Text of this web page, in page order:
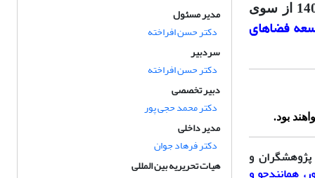
براساس گزارش آخرین ارزیابی و رتبه بندی نشریات علمی در سال 1403 از سوی
فضاهای
و
مدیر مسئول
دکتر حسن افراخته
سردبیر
دکتر حسن افراخته
دبیر تخصصی
دکتر محمد حجی پور
مدیر داخلی
دکتر فرهاد جوان
هیات تحریریه بین المللی